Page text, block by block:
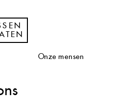
Onze mensen